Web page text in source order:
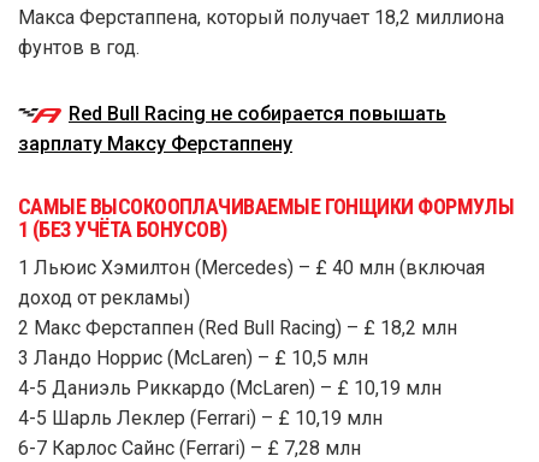
Макса Ферстаппена, который получает 18,2 миллиона
фунтов в год.
Red Bull Racing не собирается повышать
зарплату Максу Ферстаппену
САМЫЕ ВЫСОКООПЛАЧИВАЕМЫЕ ГОНЩИКИ ФОРМУЛЫ
1 (БЕЗ УЧЁТА БОНУСОВ)
1 Льюис Хэмилтон (Mercedes) – £ 40 млн (включая
доход от рекламы)
2 Макс Ферстаппен (Red Bull Racing) – £ 18,2 млн
3 Ландо Норрис (McLaren) – £ 10,5 млн
4-5 Даниэль Риккардо (McLaren) – £ 10,19 млн
4-5 Шарль Леклер (Ferrari) – £ 10,19 млн
6-7 Карлос Сайнс (Ferrari) – £ 7,28 млн